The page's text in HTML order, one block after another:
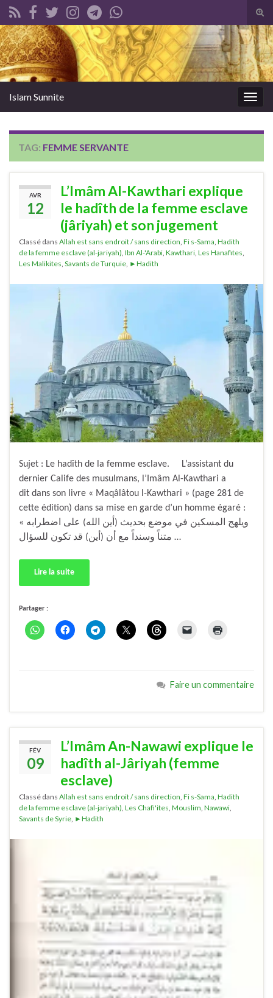
Search for:
Islam Sunnite
TAG: FEMME SERVANTE
AVR
12
L’Imâm Al-Kawthari explique
le hadîth de la femme esclave
(jâriyah) et son jugement
Classé dans Allah est sans endroit / sans direction Fi s-Sama Hadith
de la femme esclave (al-jariyah) Ibn Al-'Arabi Kawthari Les Hanafites
Les Malikites Savants de Turquie ►Hadith
Sujet : Le hadîth de la femme esclave. L’assistant du
dernier Calife des musulmans, l’Imâm Al-Kawthari a
dit dans son livre « Maqâlâtou l-Kawthari » (page 281 de
cette édition) dans sa mise en garde d’un homme égaré :
« ويلهج المسكين في موضع بحديث (أين الله) على اضطرابه
متناً وسنداً مع أن (أين) قد تكون للسؤال …
Lire la suite
Partager :
Faire un commentaire
FÉV
09
L’Imâm An-Nawawi explique le
hadîth al-Jâriyah (femme
esclave)
Classé dans Allah est sans endroit / sans direction, Fi s-Sama, Hadith
de la femme esclave (al-jariyah), Les Chafi'ites, Mouslim, Nawawi,
Savants de Syrie, ►Hadith